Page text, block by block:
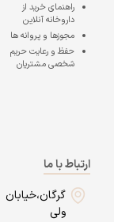
راهنمای خرید از
داروخانه آنلاین
مجوزها و پروانه ها
حفظ و رعایت حریم
شخصی مشتریان
ارتباط با ما
گرگان،خیابان
ولی